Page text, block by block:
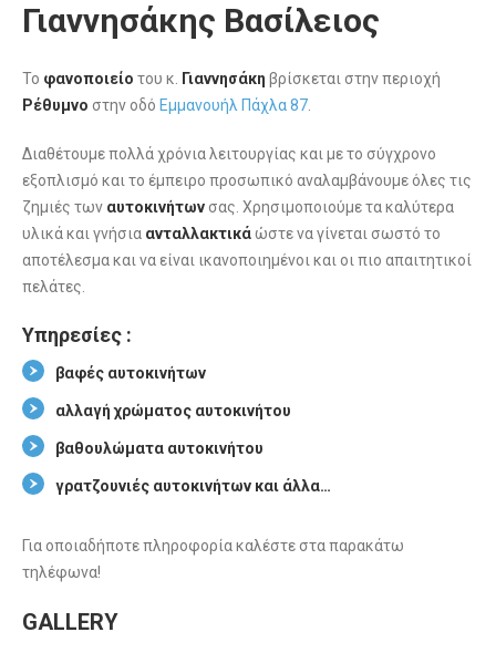
Γιαννησάκης Βασίλειος
Το φανοποιείο του κ. Γιαννησάκη βρίσκεται στην περιοχή
Ρέθυμνο στην οδό Εμμανουήλ Πάχλα 87.
Διαθέτουμε πολλά χρόνια λειτουργίας και με το σύγχρονο
εξοπλισμό και το έμπειρο προσωπικό αναλαμβάνουμε όλες τις
ζημιές των αυτοκινήτων σας. Χρησιμοποιούμε τα καλύτερα
υλικά και γνήσια ανταλλακτικάώστε να γίνεται σωστό το
αποτέλεσμα και να είναι ικανοποιημένοι και οι πιο απαιτητικοί
πελάτες.
Υπηρεσίες :
βαφές αυτοκινήτων
αλλαγή χρώματος αυτοκινήτου
βαθουλώματα αυτοκινήτου
γρατζουνιές αυτοκινήτων και άλλα…
Για οποιαδήποτε πληροφορία καλέστε στα παρακάτω
τηλέφωνα!
GALLERY